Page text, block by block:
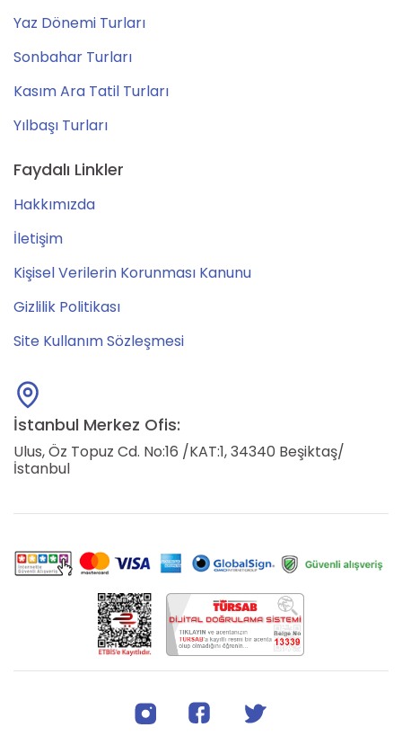
Yaz Dönemi Turları
Sonbahar Turları
Kasım Ara Tatil Turları
Yılbaşı Turları
Faydalı Linkler
Hakkımızda
İletişim
Kişisel Verilerin Korunması Kanunu
Gizlilik Politikası
Site Kullanım Sözleşmesi
İstanbul Merkez Ofis:
Ulus, Öz Topuz Cd. No:16 /KAT:1, 34340 Beşiktaş/
İstanbul